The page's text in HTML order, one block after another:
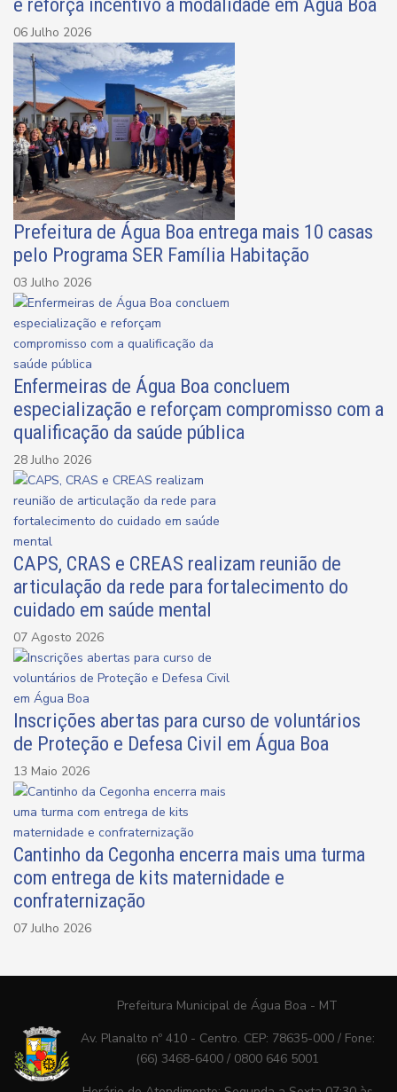
06 Julho 2026
Prefeitura de Água Boa entrega mais 10 casas
pelo Programa SER Família Habitação
03 Julho 2026
Enfermeiras de Água Boa concluem
especialização e reforçam compromisso com a
qualificação da saúde pública
28 Julho 2026
CAPS, CRAS e CREAS realizam reunião de
articulação da rede para fortalecimento do
cuidado em saúde mental
07 Agosto 2026
Inscrições abertas para curso de voluntários
de Proteção e Defesa Civil em Água Boa
13 Maio 2026
Cantinho da Cegonha encerra mais uma turma
com entrega de kits maternidade e
confraternização
07 Julho 2026
Prefeitura Municipal de Água Boa - MT
Av. Planalto nº 410 - Centro. CEP: 78635-000 / Fone:
(66) 3468-6400 / 0800 646 5001